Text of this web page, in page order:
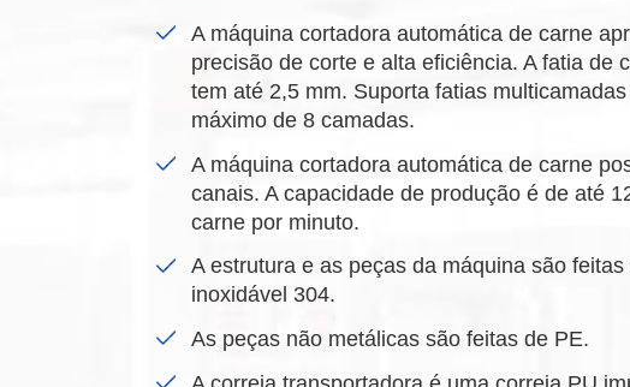
A máquina cortadora automática de carne
precisão de corte e alta eficiência. A fatia de
tem até 2,5 mm. Suporta fatias
máximo de 8 camadas.
A máquina cortadora automática de carne
canais. A capacidade de produção é de até
carne por minuto.
A estrutura e as peças da máquina são feitas
inoxidável 304.
As peças não metálicas são feitas de PE.